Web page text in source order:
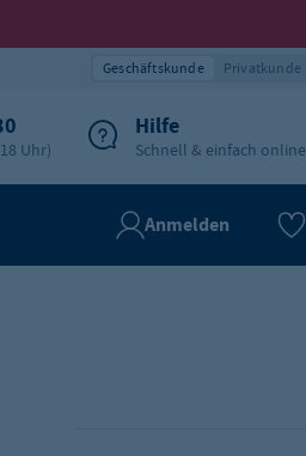
Geschäftskunde Privatkunde
Uhr)
Hilfe
Schnell & einfach online
Anmelden